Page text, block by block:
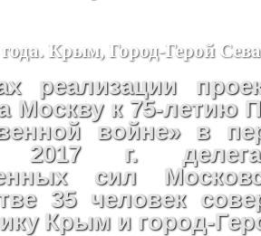
Крым, Город-Герой
реализации
Москву к 75-летию
войне» в
2017 г.
сил
35 человек
Крым и город-